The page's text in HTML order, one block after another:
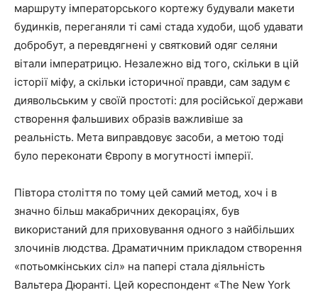
маршруту імператорського кортежу будували макети
будинків, переганяли ті самі стада худоби, щоб удавати
добробут, а перевдягнені у святковий одяг селяни
вітали імператрицю. Незалежно від того, скільки в цій
історії міфу, а скільки історичної правди, сам задум є
диявольським у своїй простоті: для російської держави
створення фальшивих образів важливіше за
реальність. Мета виправдовує засоби, а метою тоді
було переконати Європу в могутності імперії.
Півтора століття по тому цей самий метод, хоч і в
значно більш макабричних декораціях, був
використаний для приховування одного з найбільших
злочинів людства. Драматичним прикладом створення
«потьомкінських сіл» на папері стала діяльність
Вальтера Дюранті. Цей кореспондент «The New York